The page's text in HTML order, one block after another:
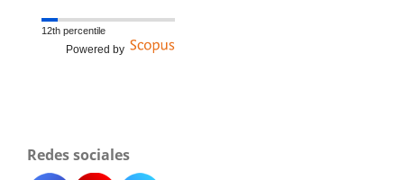
12th percentile
Powered by
Redes sociales